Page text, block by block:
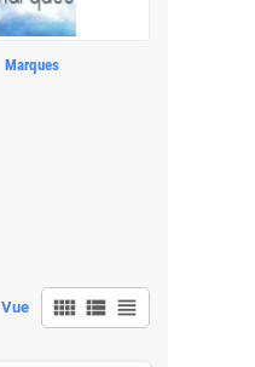
Marques
Vue view_comfy view_list view_headline